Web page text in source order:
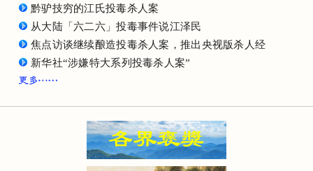
黔驴技穷的江氏投毒杀人案
从大陆「六二六」投毒事件说江泽民
焦点访谈继续酿造投毒杀人案，推出央视版杀人经
新华社“涉嫌特大系列投毒杀人案”